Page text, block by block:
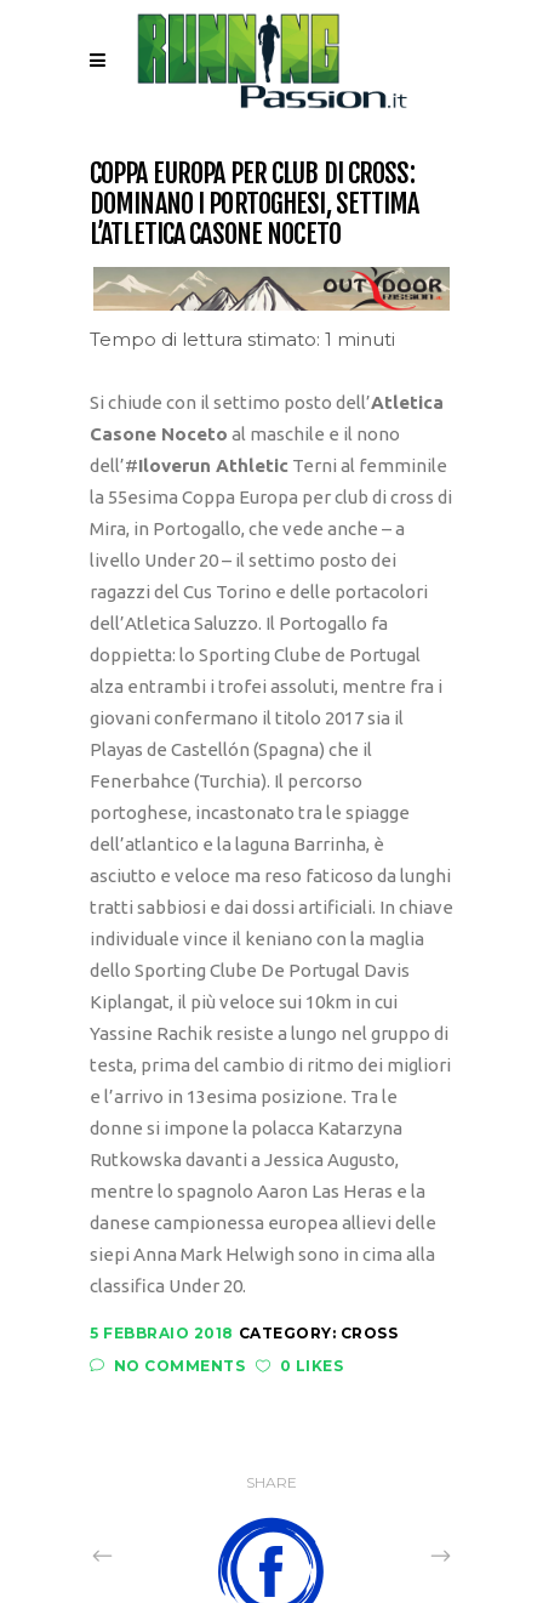
COPPA EUROPA PER CLUB DI CROSS:
DOMINANO I PORTOGHESI, SETTIMA
L’ATLETICA CASONE NOCETO
Tempo di lettura stimato: 1 minuti
Si chiude con il settimo posto dell’Atletica
Casone Noceto al maschile e il nono
dell’#Iloverun Athletic Terni al femminile
la 55esima Coppa Europa per club di cross di
Mira, in Portogallo, che vede anche – a
livello Under 20 – il settimo posto dei
ragazzi del Cus Torino e delle portacolori
dell’Atletica Saluzzo. Il Portogallo fa
doppietta: lo Sporting Clube de Portugal
alza entrambi i trofei assoluti, mentre fra i
giovani confermano il titolo 2017 sia il
Playas de Castellón (Spagna) che il
Fenerbahce (Turchia). Il percorso
portoghese, incastonato tra le spiagge
dell’atlantico e la laguna Barrinha, è
asciutto e veloce ma reso faticoso da lunghi
tratti sabbiosi e dai dossi artificiali. In chiave
individuale vince il keniano con la maglia
dello Sporting Clube De Portugal Davis
Kiplangat, il più veloce sui 10km in cui
Yassine Rachik resiste a lungo nel gruppo di
testa, prima del cambio di ritmo dei migliori
e l’arrivo in 13esima posizione. Tra le
donne si impone la polacca Katarzyna
Rutkowska davanti a Jessica Augusto,
mentre lo spagnolo Aaron Las Heras e la
danese campionessa europea allievi delle
siepi Anna Mark Helwigh sono in cima alla
classifica Under 20.
5 FEBBRAIO 2018 CATEGORY: CROSS
NO COMMENTS
0 LIKES
SHARE